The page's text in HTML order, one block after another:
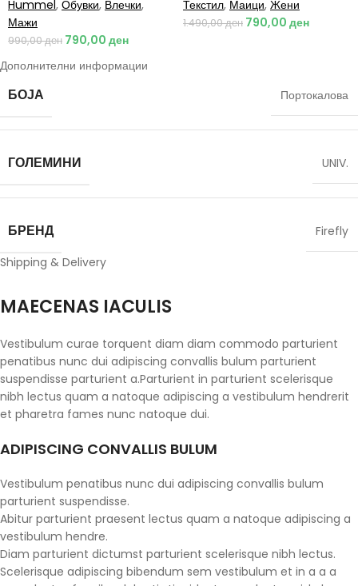
Hummel , Обувки, Влечки,
Мажи
990,00ден 790,00 ден
Текстил, Маици, Жени
1.490,00ден 790,00 ден
Дополнителни информации
БОЈА Портокалова
ГОЛЕМИНИ UNIV.
БРЕНД
Firefly
Shipping & Delivery
MAECENAS IACULIS
Vestibulum curae torquent diam diam commodo parturient
penatibus nunc dui adipiscing convallis bulum parturient
suspendisse parturient a.Parturient in parturient scelerisque
nibh lectus quam a natoque adipiscing a vestibulum hendrerit
et pharetra fames nunc natoque dui.
ADIPISCING CONVALLIS BULUM
Vestibulum penatibus nunc dui adipiscing convallis bulum
parturient suspendisse.
Abitur parturient praesent lectus quam a natoque adipiscing a
vestibulum hendre.
Diam parturient dictumst parturient scelerisque nibh lectus.
Scelerisque adipiscing bibendum sem vestibulum et in a a a